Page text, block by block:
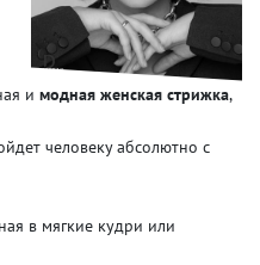
и модная женская стрижка,
человеку абсолютно с
в мягкие кудри или